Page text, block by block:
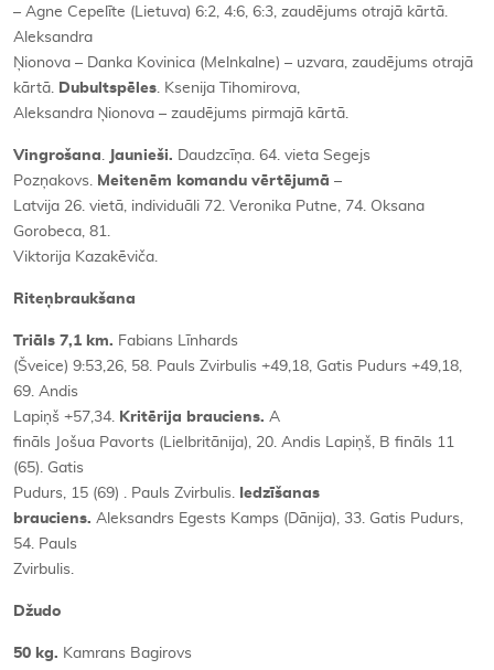
– Agne Cepelīte (Lietuva) 6:2, 4:6, 6:3, zaudējums otrajā kārtā.
Aleksandra
Ņionova – Danka Kovinica (Melnkalne) – uzvara, zaudējums otrajā
kārtā. Dubultspēles. Ksenija Tihomirova,
Aleksandra Ņionova – zaudējums pirmajā kārtā.
Vingrošana. Jaunieši. Daudzcīņa. 64. vieta Segejs
Pozņakovs. Meitenēm komandu vērtējumā –
Latvija 26. vietā, individuāli 72. Veronika Putne, 74. Oksana
Gorobeca, 81.
Viktorija Kazakēviča.
Riteņbraukšana
Triāls 7,1 km. Fabians Līnhards
(Šveice) 9:53,26, 58. Pauls Zvirbulis +49,18, Gatis Pudurs +49,18,
69. Andis
Lapiņš +57,34. Kritērija brauciens. A
fināls Jošua Pavorts (Lielbritānija), 20. Andis Lapiņš, B fināls 11
(65). Gatis
Pudurs, 15 (69) . Pauls Zvirbulis. Iedzīšanas
brauciens. Aleksandrs Egests Kamps (Dānija), 33. Gatis Pudurs,
54. Pauls
Zvirbulis.
Džudo
50 kg. Kamrans Bagirovs